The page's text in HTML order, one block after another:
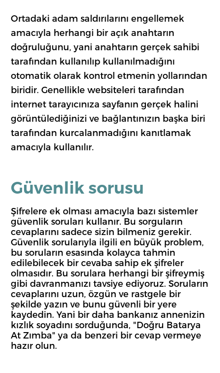
Ortadaki adam saldırılarını engellemek
amacıyla herhangi bir açık anahtarın
doğruluğunu, yani anahtarın gerçek sahibi
tarafından kullanılıp kullanılmadığını
otomatik olarak kontrol etmenin yollarından
biridir. Genellikle websiteleri tarafından
internet tarayıcınıza sayfanın gerçek halini
görüntülediğinizi ve bağlantınızın başka biri
tarafından kurcalanmadığını kanıtlamak
amacıyla kullanılır.
Güvenlik sorusu
Şifrelere ek olması amacıyla bazı sistemler
güvenlik soruları kullanır. Bu sorguların
cevaplarını sadece sizin bilmeniz gerekir.
Güvenlik sorularıyla ilgili en büyük problem,
bu soruların esasında kolayca tahmin
edilebilecek bir cevaba sahip ek şifreler
olmasıdır. Bu sorulara herhangi bir şifreymiş
gibi davranmanızı tavsiye ediyoruz. Soruların
cevaplarını uzun, özgün ve rastgele bir
şekilde yazın ve bunu güvenli bir yere
kaydedin. Yani bir daha bankanız annenizin
kızlık soyadını sorduğunda, "Doğru Batarya
At Zımba" ya da benzeri bir cevap vermeye
hazır olun.